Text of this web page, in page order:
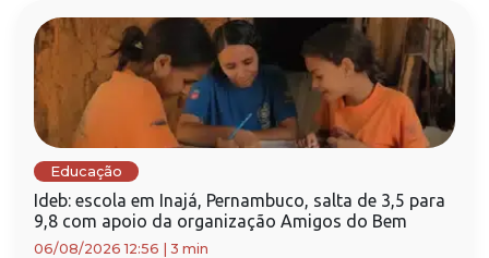
Educação
Ideb: escola em Inajá, Pernambuco, salta de 3,5 para
9,8 com apoio da organização Amigos do Bem
06/08/2026 12:56 3 min